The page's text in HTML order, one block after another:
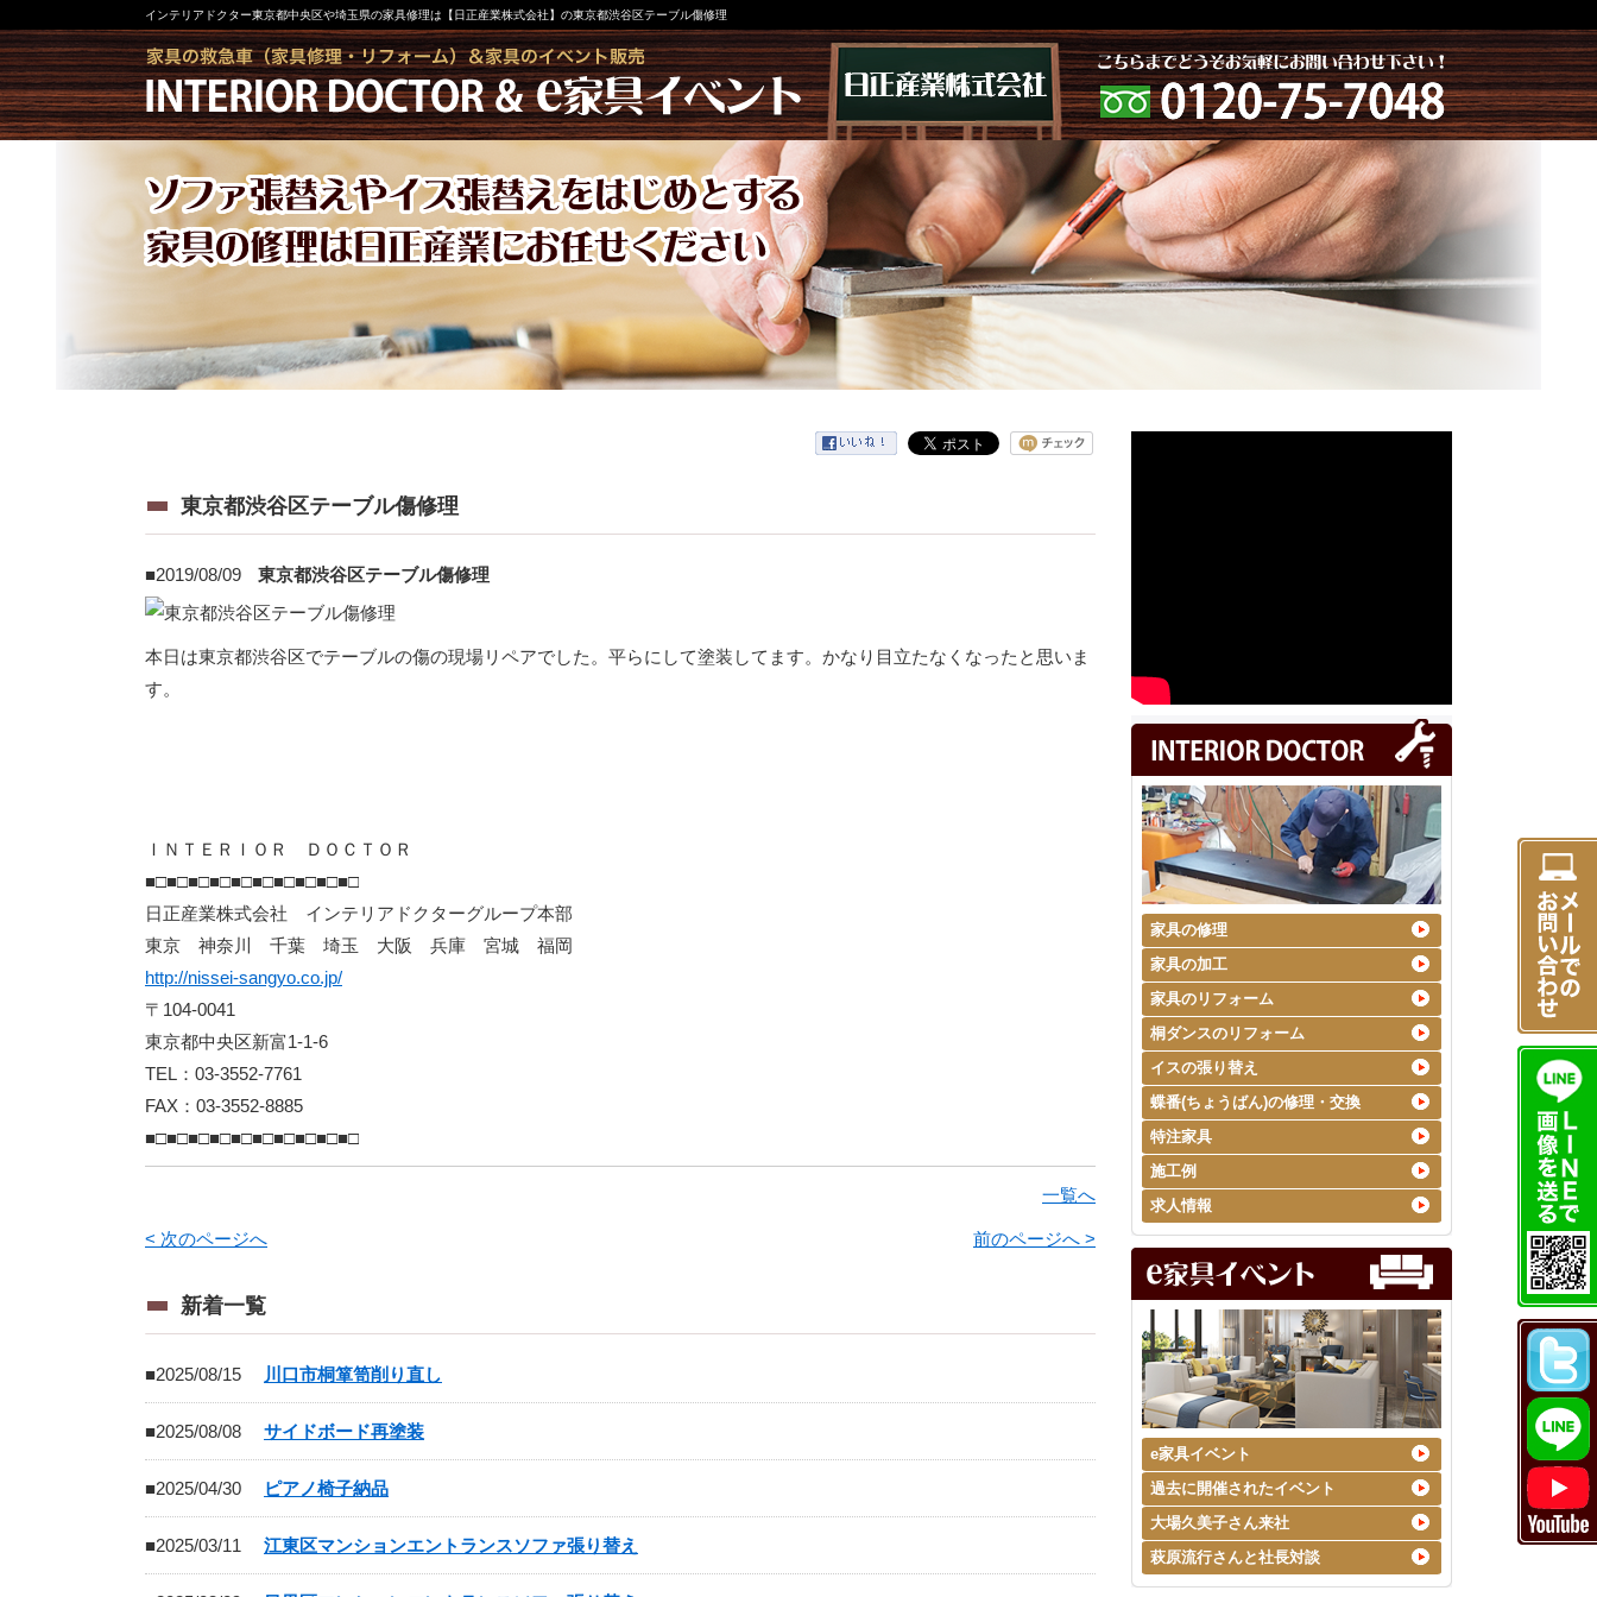
インテリアドクター東京都中央区や埼玉県の家具修理は【日正産業株式会社】の東京都渋谷区テーブル傷修理
東京都渋谷区テーブル傷修理
■2019/08/09 東京都渋谷区テーブル傷修理
本日は東京都渋谷区でテーブルの傷の現場リペアでした。平らにして塗装してます。かなり目立たなくなったと思いま
す。
ＩＮＴＥＲＩＯＲ ＤＯＣＴＯＲ
■□■□■□■□■□■□■□■□■□■□
日正産業株式会社 インテリアドクターグループ本部
東京 神奈川 千葉 埼玉 大阪 兵庫 宮城 福岡
http://nissei-sangyo.co.jp/
〒104-0041
東京都中央区新富1-1-6
TEL：03-3552-7761
FAX：03-3552-8885
■□■□■□■□■□■□■□■□■□■□
一覧へ
< 次のページへ 前のページへ >
新着一覧
■2025/08/15 川口市桐箪笥削り直し
■2025/08/08 サイドボード再塗装
■2025/04/30 ピアノ椅子納品
■2025/03/11 江東区マンションエントランスソファ張り替え
家具の修理
家具の加工
家具のリフォーム
桐ダンスのリフォーム
イスの張り替え
蝶番(ちょうばん)の修理・交換
特注家具
施工例
求人情報
e家具イベント
過去に開催されたイベント
大場久美子さん来社
萩原流行さんと社長対談